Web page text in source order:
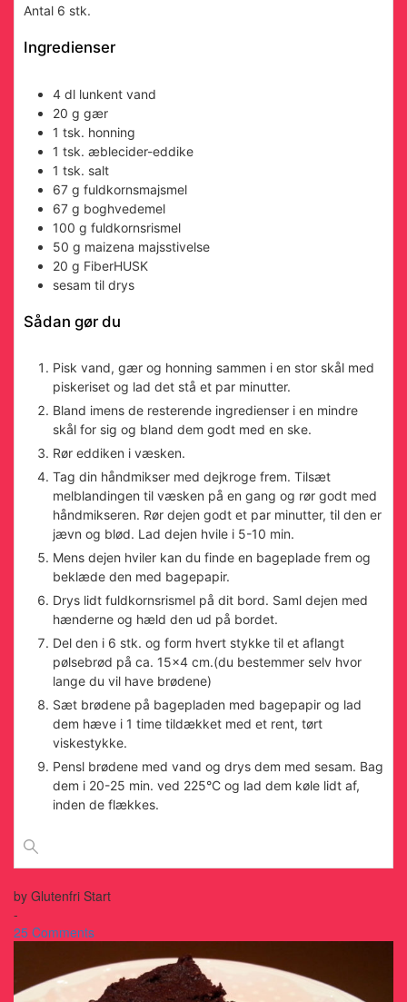
Antal 6 stk.
Ingredienser
4 dl lunkent vand
20 g gær
1 tsk. honning
1 tsk. æblecider-eddike
1 tsk. salt
67 g fuldkornsmajsmel
67 g boghvedemel
100 g fuldkornsrismel
50 g maizena majsstivelse
20 g FiberHUSK
sesam til drys
Sådan gør du
Pisk vand, gær og honning sammen i en stor skål med
piskeriset og lad det stå et par minutter.
Bland imens de resterende ingredienser i en mindre
skål for sig og bland dem godt med en ske.
Rør eddiken i væsken.
Tag din håndmikser med dejkroge frem. Tilsæt
melblandingen til væsken på en gang og rør godt med
håndmikseren. Rør dejen godt et par minutter, til den er
jævn og blød. Lad dejen hvile i 5-10 min.
Mens dejen hviler kan du finde en bageplade frem og
beklæde den med bagepapir.
Drys lidt fuldkornsrismel på dit bord. Saml dejen med
hænderne og hæld den ud på bordet.
Del den i 6 stk. og form hvert stykke til et aflangt
pølsebrød på ca. 15x4 cm.(du bestemmer selv hvor
lange du vil have brødene)
Sæt brødene på bagepladen med bagepapir og lad
dem hæve i 1 time tildækket med et rent, tørt
viskestykke.
Pensl brødene med vand og drys dem med sesam. Bag
dem i 20-25 min. ved 225°C og lad dem køle lidt af,
inden de flækkes.
by Glutenfri Start
-
25 Comments